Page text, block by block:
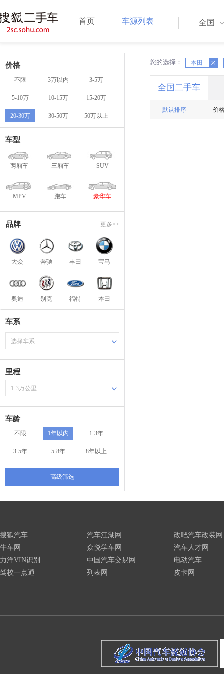
首页 车源列表 全国
价格
不限 3万以内 3-5万
5-10万 10-15万 15-20万
20-30万 30-50万 50万以上
车型
两厢车 三厢车 SUV
MPV 跑车 豪华车
品牌 更多>>
大众 奔驰 丰田 宝马
奥迪 别克 福特 本田
车系
选择车系
里程
1-3万公里
车龄
不限 1年以内 1-3年
3-5年 5-8年 8年以上
高级筛选
您的选择： 本田
X X
全国二手车
默认排序 价
搜狐汽车
牛车网
力洋VIN识别
驾校一点通
汽车江湖网
众悦学车网
中国汽车交易网
列表网
改吧汽车改装网
汽车人才网
电动汽车
皮卡网